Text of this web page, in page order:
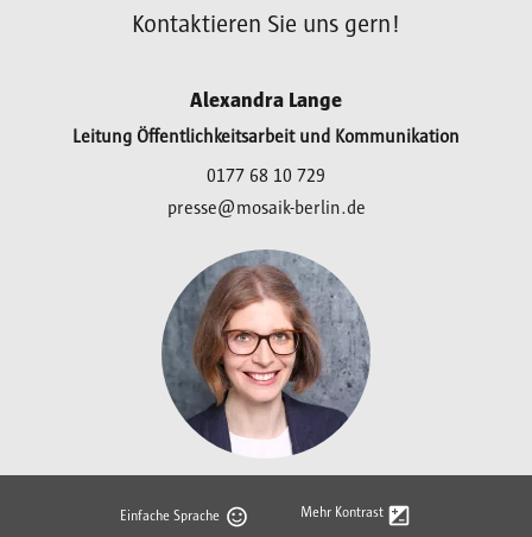
Kontaktieren Sie uns gern!
Alexandra Lange
Leitung Öffentlichkeitsarbeit und Kommunikation
0177 68 10 729
presse@mosaik-berlin.de
Einfache Sprache Mehr Kontrast